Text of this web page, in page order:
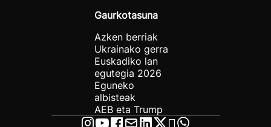
Gaurkotasuna
Azken berriak
Ukrainako gerra
Euskadiko lan
egutegia 2026
Eguneko
albisteak
AEB eta Trump